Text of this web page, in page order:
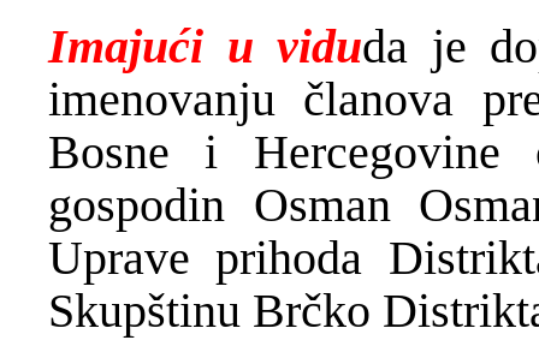
Imajući u viduda je
imenovanju članova
Bosne i
gospodin Osman
Uprave prihoda
Skupštinu Brčko